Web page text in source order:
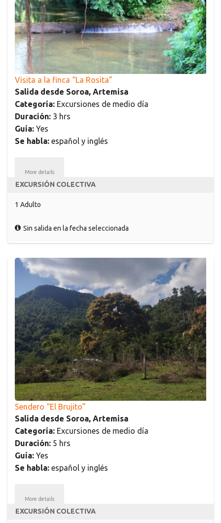
Visita a la finca “La Rosita”
Salida desde Soroa, Artemisa
Categoría: Excursiones de medio día
Duración: 3 hrs
Guía: Yes
Se habla: español y inglés
More details
EXCURSIÓN COLECTIVA
1 Adulto
Sin salida en la fecha seleccionada
Sendero “El Brujito”
Salida desde Soroa, Artemisa
Categoría: Excursiones de medio día
Duración: 5 hrs
Guía: Yes
Se habla: español y inglés
More details
EXCURSIÓN COLECTIVA